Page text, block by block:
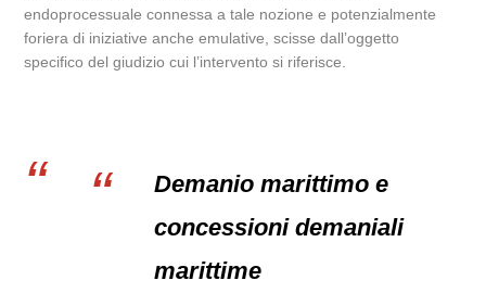
endoprocessuale connessa a tale nozione e potenzialmente
foriera di iniziative anche emulative, scisse dall’oggetto
specifico del giudizio cui l’intervento si riferisce.
Demanio marittimo e
concessioni demaniali
marittime